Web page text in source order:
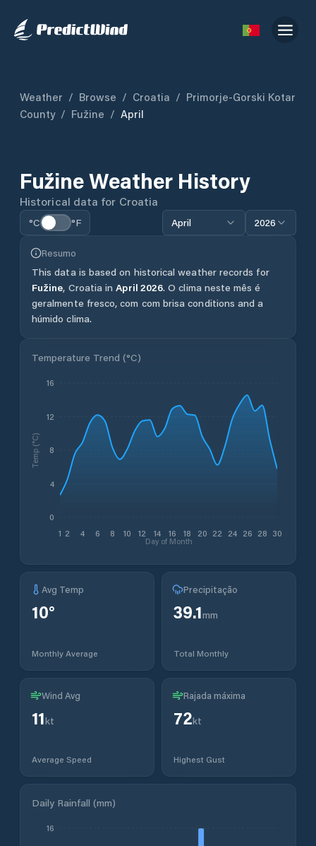
Weather / Browse / Croatia / Primorje-Gorski Kotar
County / Fužine / April
FužineWeather History
Historical data for Croatia
°C °F April 2026
Resumo
This data is based on historical weather records for
Fužine, Croatia in April 2026.O clima neste mês é
geralmente fresco, com com brisa conditions and a
húmido clima.
Temperature Trend (°C)
1 2 4 6 8 10 12 14 16 18 20 22 24 26 28 30
Day of Month
0
4
8
12
16
Temp (°C)
Avg Temp
10°
Monthly Average
Precipitação
39.1mm
Total Monthly
Wind Avg
11kt
Average Speed
Rajada máxima
72kt
Highest Gust
Daily Rainfall (mm)
16